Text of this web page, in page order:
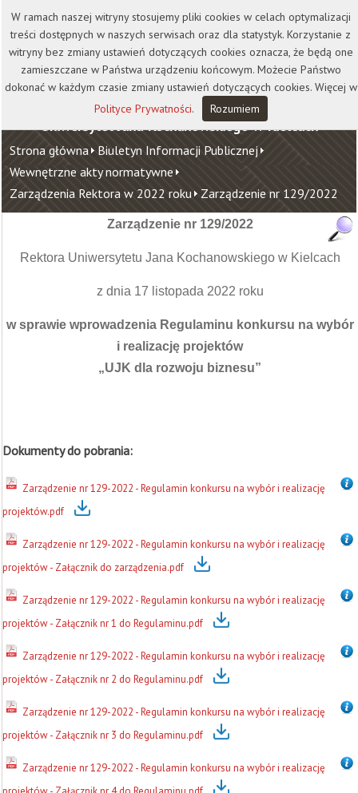
Kontakt Biblioteka
Wydawnictwo
Wirtualna Uczelnia
Uniwersytet Jana Kochanowskiego w Kielcach
Strona główna Biuletyn Informacji Publicznej
Wewnętrzne akty normatywne
Zarządzenia Rektora w 2022 roku Zarządzenie nr 129/2022
Zarządzenie nr 129/2022
Rektora Uniwersytetu Jana Kochanowskiego w Kielcach
z dnia 17 listopada 2022 roku
w sprawie wprowadzenia Regulaminu konkursu na wybór
i realizację projektów
„UJK dla rozwoju biznesu”
Dokumenty do pobrania:
Zarządzenie nr 129-2022 - Regulamin konkursu na wybór i realizację
projektów.pdf
Zarządzenie nr 129-2022 - Regulamin konkursu na wybór i realizację
projektów - Załącznik do zarządzenia.pdf
Zarządzenie nr 129-2022 - Regulamin konkursu na wybór i realizację
projektów - Załącznik nr 1 do Regulaminu.pdf
Zarządzenie nr 129-2022 - Regulamin konkursu na wybór i realizację
projektów - Załącznik nr 2 do Regulaminu.pdf
Zarządzenie nr 129-2022 - Regulamin konkursu na wybór i realizację
projektów - Załącznik nr 3 do Regulaminu.pdf
Zarządzenie nr 129-2022 - Regulamin konkursu na wybór i realizację
W ramach naszej witryny stosujemy pliki cookies w celach optymalizacji
treści dostępnych w naszych serwisach oraz dla statystyk. Korzystanie z
witryny bez zmiany ustawień dotyczących cookies oznacza, że będą one
zamieszczane w Państwa urządzeniu końcowym. Możecie Państwo
dokonać w każdym czasie zmiany ustawień dotyczących cookies. Więcej w
Polityce Prywatności. Rozumiem